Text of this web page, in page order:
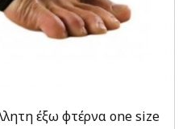
έξω φτέρνα one size